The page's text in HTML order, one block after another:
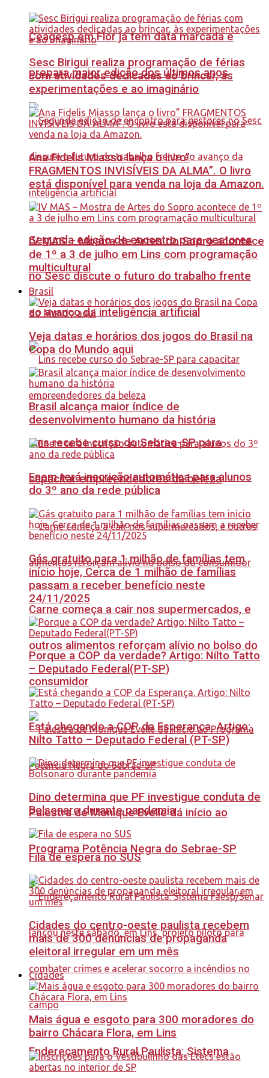
Ceagesp em Flor já tem data marcada e
prepara maior edição dos últimos anos
Segunda edição de encontro para gestores
no Sesc discute o futuro do trabalho frente
ao avanço da inteligência artificial
Lins recebe curso do Sebrae-SP para
capacitar empreendedores da beleza
Carne começa a cair nos supermercados, e
outros alimentos reforçam alívio no bolso do
consumidor
Palestra de Monique Evelle dá início ao
Programa Potência Negra do Sebrae-SP
Endereçamento Rural Paulista: Sistema
Sesc Birigui realiza programação de férias
com atividades dedicadas ao brincar, às
experimentações e ao imaginário
Ana Fidelis Miasso lança o livro”
FRAGMENTOS INVISÍVEIS DA ALMA”. O livro
está disponível para venda na loja da Amazon.
IV MAS – Mostra de Artes do Sopro acontece
de 1º a 3 de julho em Lins com programação
multicultural
Brasil
Veja datas e horários dos jogos do Brasil na
Copa do Mundo aqui
Brasil alcança maior índice de
desenvolvimento humano da história
Enem terá inscrição automática para alunos
do 3º ano da rede pública
Gás gratuito para 1 milhão de famílias tem
início hoje, Cerca de 1 milhão de famílias
passam a receber benefício neste
24/11/2025
Porque a COP da verdade? Artigo: Nilto Tatto
– Deputado Federal(PT-SP)
Está chegando a COP da Esperança. Artigo:
Nilto Tatto – Deputado Federal (PT-SP)
Dino determina que PF investigue conduta de
Bolsonaro durante pandemia
Fila de espera no SUS
Cidades do centro-oeste paulista recebem
mais de 300 denúncias de propaganda
eleitoral irregular em um mês
Cidades
Mais água e esgoto para 300 moradores do
bairro Chácara Flora, em Lins